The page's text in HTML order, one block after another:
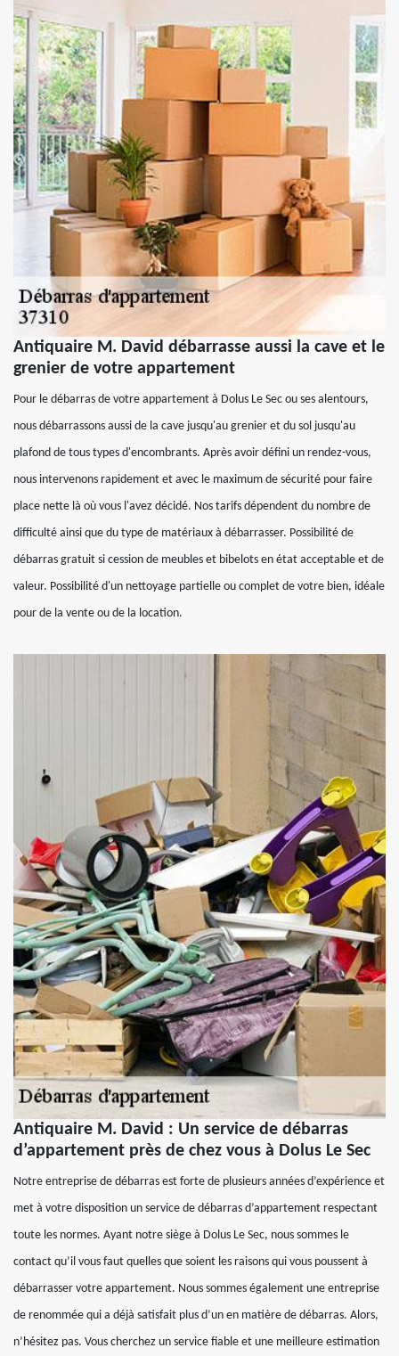
Antiquaire M. David débarrasse aussi la cave et le
grenier de votre appartement
Pour le débarras de votre appartement à Dolus Le Sec ou ses alentours,
nous débarrassons aussi de la cave jusqu'au grenier et du sol jusqu'au
plafond de tous types d'encombrants. Après avoir défini un rendez-vous,
nous intervenons rapidement et avec le maximum de sécurité pour faire
place nette là où vous l'avez décidé. Nos tarifs dépendent du nombre de
difficulté ainsi que du type de matériaux à débarrasser. Possibilité de
débarras gratuit si cession de meubles et bibelots en état acceptable et de
valeur. Possibilité d'un nettoyage partielle ou complet de votre bien, idéale
pour de la vente ou de la location.
Antiquaire M. David : Un service de débarras
d’appartement près de chez vous à Dolus Le Sec
Notre entreprise de débarras est forte de plusieurs années d’expérience et
met à votre disposition un service de débarras d’appartement respectant
toute les normes. Ayant notre siège à Dolus Le Sec, nous sommes le
contact qu’il vous faut quelles que soient les raisons qui vous poussent à
débarrasser votre appartement. Nous sommes également une entreprise
de renommée qui a déjà satisfait plus d’un en matière de débarras. Alors,
n’hésitez pas. Vous cherchez un service fiable et une meilleure estimation